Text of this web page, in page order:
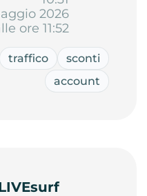
2026
ore 11:52
traffico
sconti
account